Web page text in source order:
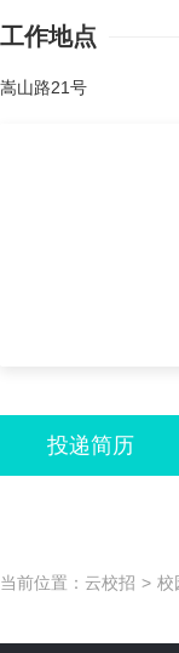
工作地点
嵩山路21号
投递简历
当前位置： 云校招 > 校